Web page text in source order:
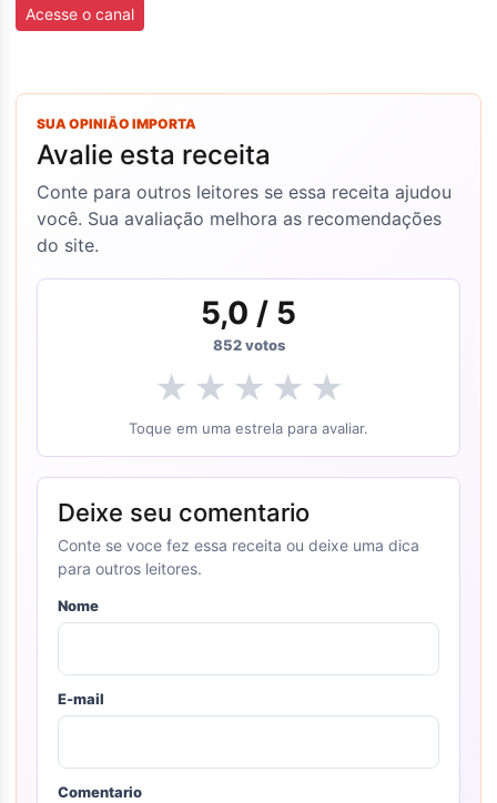
Acesse o canal
SUA OPINIÃO IMPORTA
Avalie esta receita
Conte para outros leitores se essa receita ajudou
você. Sua avaliação melhora as recomendações
do site.
5,0 / 5
852votos
★ ★ ★ ★ ★
Toque em uma estrela para avaliar.
Deixe seu comentario
Conte se voce fez essa receita ou deixe uma dica
para outros leitores.
Nome
E-mail
Comentario